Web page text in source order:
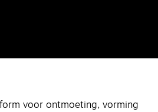
voor ontmoeting, vorming